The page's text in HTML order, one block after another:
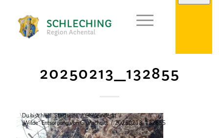
Du bist hier: Startseite / Gemeinderat /
„Wilde“ Entsorgung von Grünschnitt / 20250213_132855
20250213_132855